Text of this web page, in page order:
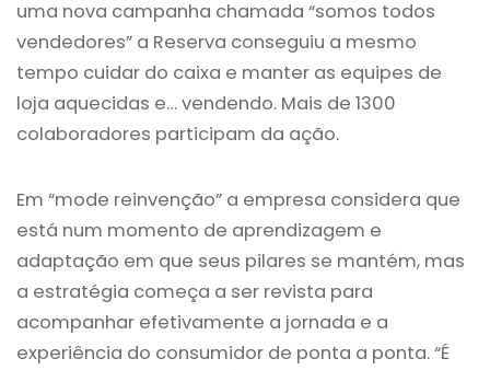
uma nova campanha chamada “somos todos
vendedores” a Reserva conseguiu a mesmo
tempo cuidar do caixa e manter as equipes de
loja aquecidas e… vendendo. Mais de 1300
colaboradores participam da ação.
Em “mode reinvenção” a empresa considera que
está num momento de aprendizagem e
adaptação em que seus pilares se mantém, mas
a estratégia começa a ser revista para
acompanhar efetivamente a jornada e a
experiência do consumidor de ponta a ponta. “É